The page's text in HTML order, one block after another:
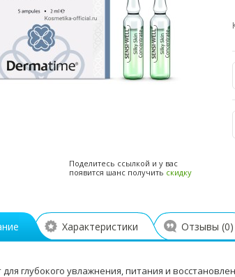
Поделитесь ссылкой и у вас
появится шанс получить скидку
Характеристики Отзывы (0)
глубокого увлажнения, питания и